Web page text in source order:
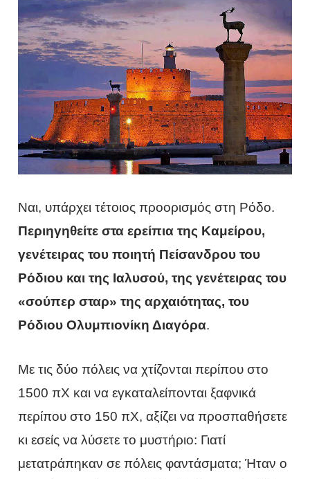
Ναι, υπάρχει τέτοιος προορισμός στη Ρόδο.
Περιηγηθείτε στα ερείπια της Καμείρου,
γενέτειρας του ποιητή Πείσανδρου του
Ρόδιου και της Ιαλυσού, της γενέτειρας του
«σούπερ σταρ» της αρχαιότητας, του
Ρόδιου Ολυμπιονίκη Διαγόρα.
Με τις δύο πόλεις να χτίζονται περίπου στο
1500 πΧ και να εγκαταλείπονται ξαφνικά
περίπου στο 150 πΧ, αξίζει να προσπαθήσετε
κι εσείς να λύσετε το μυστήριο: Γιατί
μετατράπηκαν σε πόλεις φαντάσματα; Ήταν ο